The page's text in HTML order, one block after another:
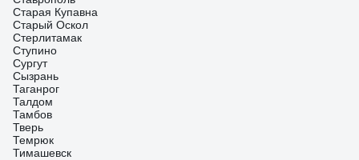
Старая Купавна
Старый Оскол
Стерлитамак
Ступино
Сургут
Сызрань
Таганрог
Талдом
Тамбов
Тверь
Темрюк
Тимашевск